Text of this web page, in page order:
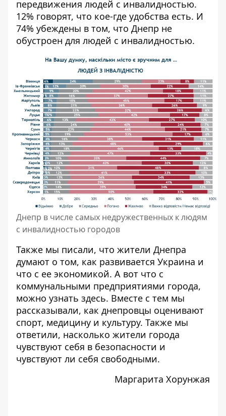
передвижения людей с инвалидностью.
12% говорят, что кое-где удобства есть. И
74% убеждены в том, что Днепр не
обустроен для людей с инвалидностью.
Днепр в числе самых недружественных к людям
с инвалидностью городов
Также мы писали, что жители Днепра
думают о том, как развивается Украина и
что с ее экономикой. А вот что с
коммунальными предприятиями города,
можно узнать здесь. Вместе с тем мы
рассказывали, как днепровцы оценивают
спорт, медицину и культуру. Также мы
ответили, насколько жители города
чувствуют себя в безопасности и
чувствуют ли себя свободными.
Маргарита Хорунжая